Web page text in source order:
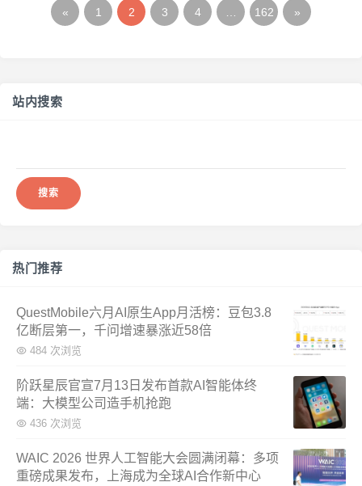
« 1 2 3 4 162 »
站内搜索
热门推荐
QuestMobile六月AI原生App月活榜：豆包3.8
亿断层第一，千问增速暴涨近58倍
484 次浏览
阶跃星辰官宣7月13日发布首款AI智能体终
端：大模型公司造手机抢跑
436 次浏览
WAIC 2026 世界人工智能大会圆满闭幕：多项
重磅成果发布，上海成为全球AI合作新中心